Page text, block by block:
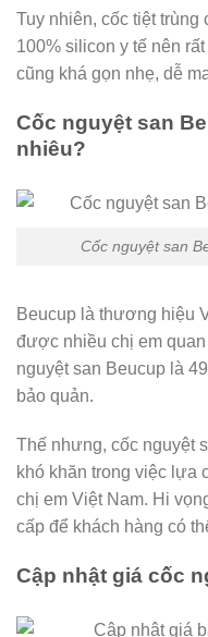
Tuy nhiên, cốc tiệt
100% silicon y tế nên
cũng khá gọn nhẹ, dễ
Cốc nguyệt san
nhiêu?
Cốc nguyệt san
Beucup là thương hiệu
được nhiều chị em
nguyệt san Beucup là
bảo quản.
Thế nhưng, cốc nguyệt
khó khăn trong việc lựa
chị em Việt Nam. Hi
cấp để khách hàng có
Cập nhật giá cốc